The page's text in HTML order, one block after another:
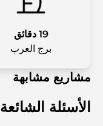
19 دقائق
برج العرب
مشاريع مشابهة
الأسئلة الشائعة